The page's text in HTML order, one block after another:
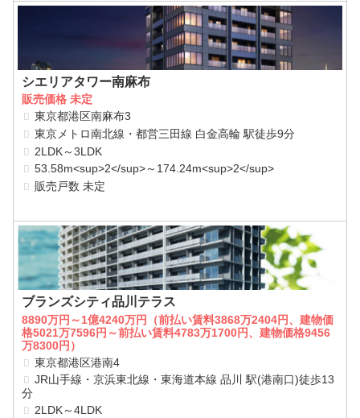
シエリアタワー南麻布
販売価格 未定
東京都港区南麻布3
東京メトロ南北線・都営三田線 白金高輪 駅徒歩9分
2LDK～3LDK
53.58m<sup>2</sup>～174.24m<sup>2</sup>
販売戸数 未定
ブランズシティ品川テラス
8890万円～1億4240万円（前払い賃料3868万2404円、建物価
格5021万7596円～前払い賃料4783万1700円、建物価格9456
万8300円）
東京都港区港南4
JR山手線・京浜東北線・東海道本線 品川 駅(港南口)徒歩13
分
2LDK～4LDK